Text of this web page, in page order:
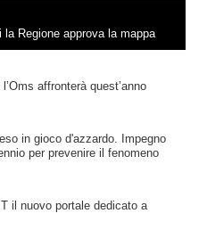
Regione approva la mappa
affronterà quest’anno
in gioco d'azzardo. Impegno
per prevenire il fenomeno
il nuovo portale dedicato a